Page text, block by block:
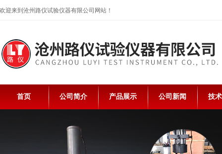
欢迎来到沧州路仪试验仪器有限公司网站！
首页 公司简介 产品展示 公司新闻 技